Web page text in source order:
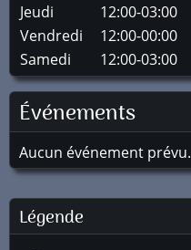
Jeudi
12:00-03:00
Vendredi
12:00-00:00
Samedi
12:00-03:00
Événements
Aucun événement prévu.
Légende